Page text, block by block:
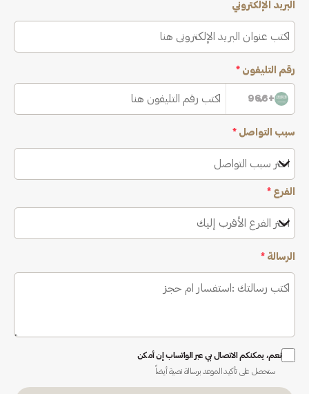
البريد الإلكتروني
رقم التليفون *
+966
سبب التواصل *
اختر سبب التواصل
الفرع *
اختر الفرع الأقرب إليك
الرسالة *
نعم، يمكنكم الاتصال بي عبر الواتساب إن أمكن
ستحصل على تأكيد الموعد برسالة نصية أيضاً